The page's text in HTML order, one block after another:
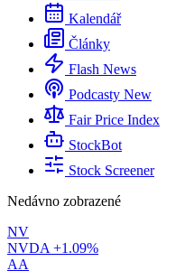
Kalendář
Články
Flash News
Podcasty New
Fair Price Index
StockBot
Stock Screener
Nedávno zobrazené
NV
NVDA +1.09%
AA